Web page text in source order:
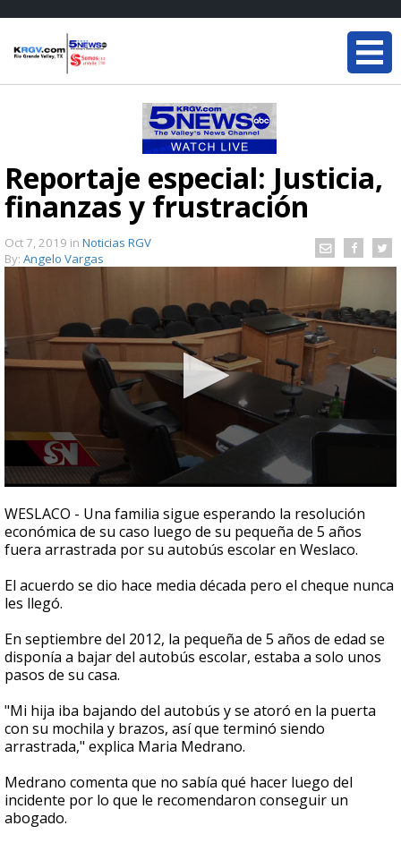
Reportaje especial: Justicia,
finanzas y frustración
Oct 7, 2019 in Noticias RGV
By: Angelo Vargas
seconds
of
5
minutes,
seconds
WESLACO - Una familia sigue esperando la resolución
económica de su caso luego de su pequeña de 5 años
fuera arrastrada por su autobús escolar en Weslaco.
El acuerdo se dio hace media década pero el cheque nunca
les llegó.
En septiembre del 2012, la pequeña de 5 años de edad se
disponía a bajar del autobús escolar, estaba a solo unos
pasos de su casa.
"Mi hija iba bajando del autobús y se atoró en la puerta
con su mochila y brazos, así que terminó siendo
arrastrada," explica Maria Medrano.
Medrano comenta que no sabía qué hacer luego del
incidente por lo que le recomendaron conseguir un
abogado.